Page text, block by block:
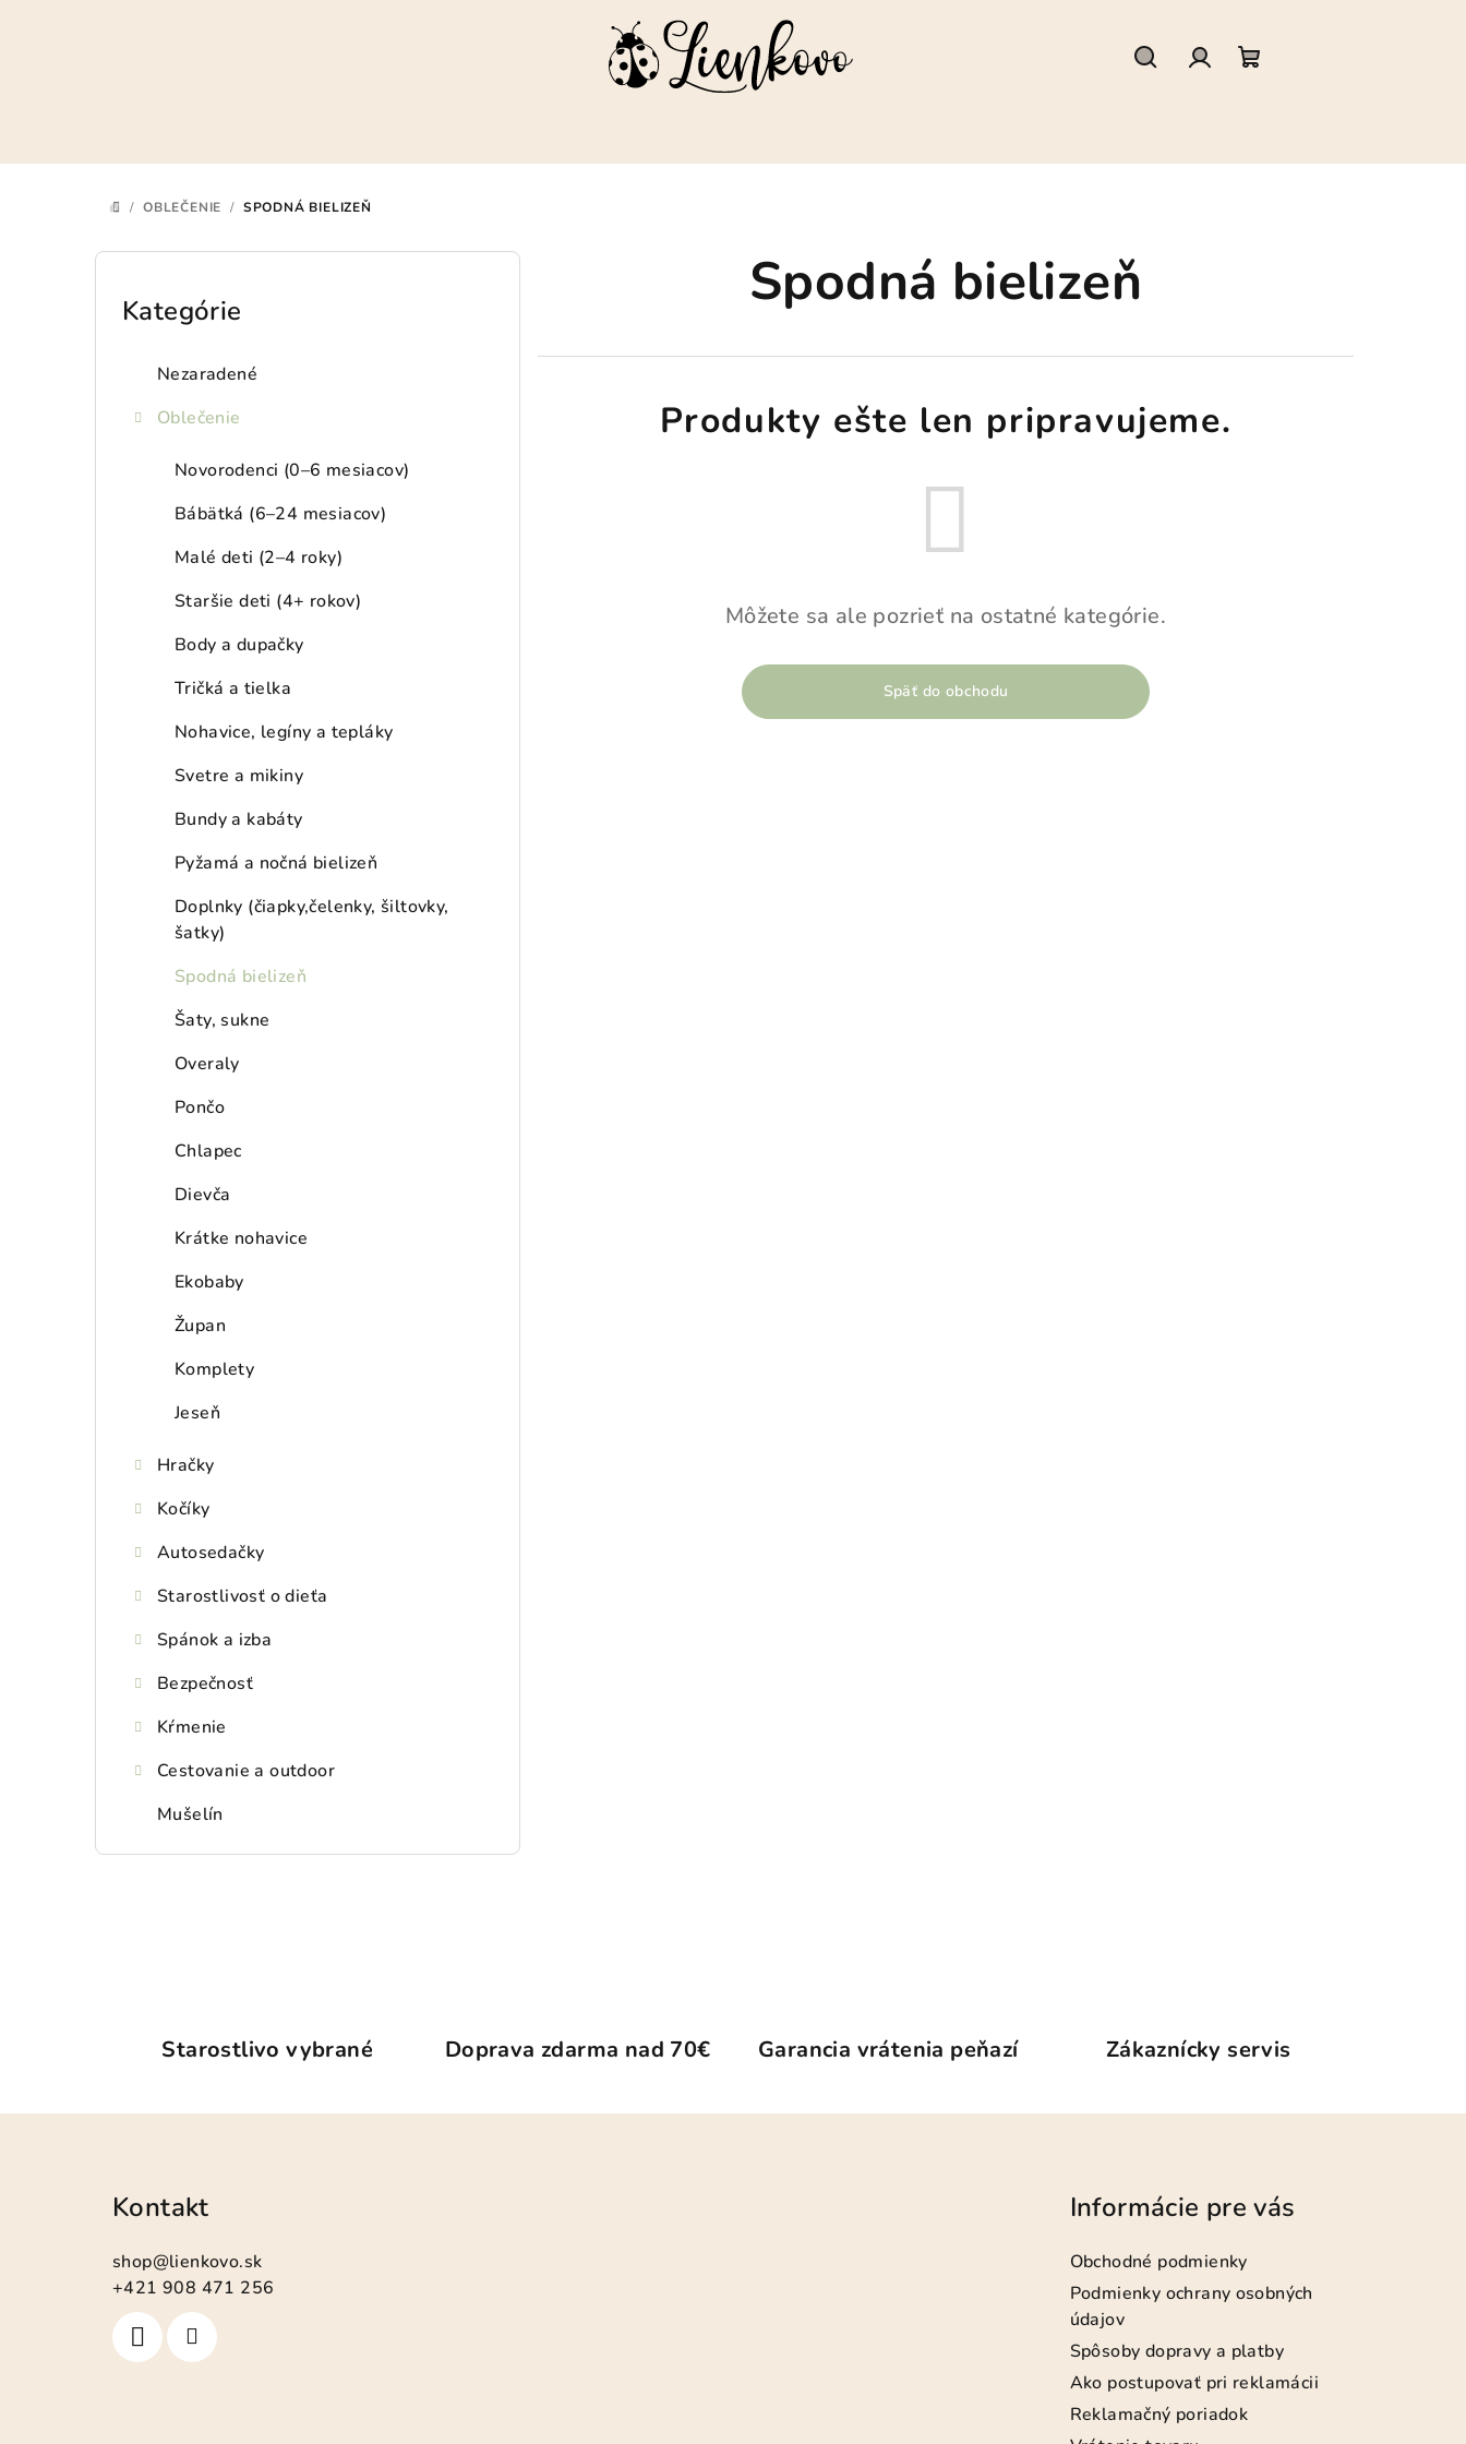
DOMOV
/ OBLEČENIE / SPODNÁ BIELIZEŇ
B
Preskočiť
Kategórie
Nezaradené
Oblečenie
Novorodenci (0–6 mesiacov)
Bábätká (6–24 mesiacov)
Malé deti (2–4 roky)
Staršie deti (4+ rokov)
Body a dupačky
Tričká a tielka
Nohavice, legíny a tepláky
Svetre a mikiny
Bundy a kabáty
Pyžamá a nočná bielizeň
Doplnky (čiapky,čelenky, šiltovky,
šatky)
Spodná bielizeň
Šaty, sukne
Overaly
Pončo
Chlapec
Dievča
Krátke nohavice
Ekobaby
Župan
Komplety
Jeseň
Hračky
Kočíky
Autosedačky
Starostlivosť o dieťa
Spánok a izba
Bezpečnosť
Kŕmenie
Cestovanie a outdoor
Mušelín
Spodná bielizeň
Produkty ešte len pripravujeme.
Môžete sa ale pozrieť na ostatné kategórie.
Späť do obchodu
Starostlivo vybrané Doprava zdarma nad 70€ Garancia vrátenia peňazí Zákaznícky servis
Kontakt
shop@lienkovo.sk
+421 908 471 256
Informácie pre vás
Obchodné podmienky
Podmienky ochrany osobných
údajov
Spôsoby dopravy a platby
Ako postupovať pri reklamácii
Reklamačný poriadok